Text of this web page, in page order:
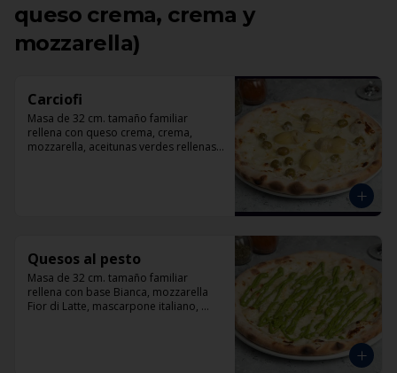
queso crema, crema y
mozzarella)
Carciofi
Masa de 32 cm. tamaño familiar
rellena con queso crema, crema,
mozzarella, aceitunas verdes rellenas
Quesos al pesto
Masa de 32 cm. tamaño familiar
rellena con base Bianca, mozzarella
Fior di Latte, mascarpone italiano,